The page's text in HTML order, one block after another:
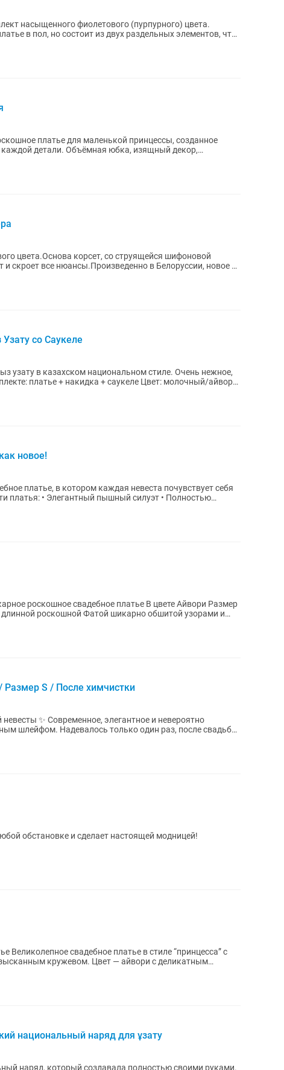
насыщенного фиолетового (пурпурного) цвета.
в пол, но состоит из двух раздельных элементов, что
детали. Объёмная юбка, изящный декор,
цвета.Основа корсет, со струящейся шифоновой
скроет все нюансы.Произведенно в Белоруссии, новое с
со Саукеле
узату в казахском национальном стиле. Очень нежное,
платье + накидка + саукеле Цвет: молочный/айвори
новое!
платье, в котором каждая невеста почувствует себя
свадебное платье В цвете Айвори Размер
роскошной Фатой шикарно обшитой узорами и
Размер S / После химчистки
и невероятно
шлейфом. Надевалось только один раз, после свадьбы
обстановке и сделает настоящей модницей!
с
кружевом. Цвет — айвори с деликатным
национальный наряд для ұзату
наряд, который создавала полностью своими руками.